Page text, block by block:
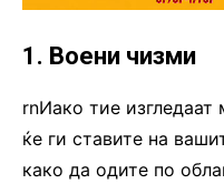
1. Воени чизми
rnИако тие изгледаат
ќе ги ставите на
како да одите по